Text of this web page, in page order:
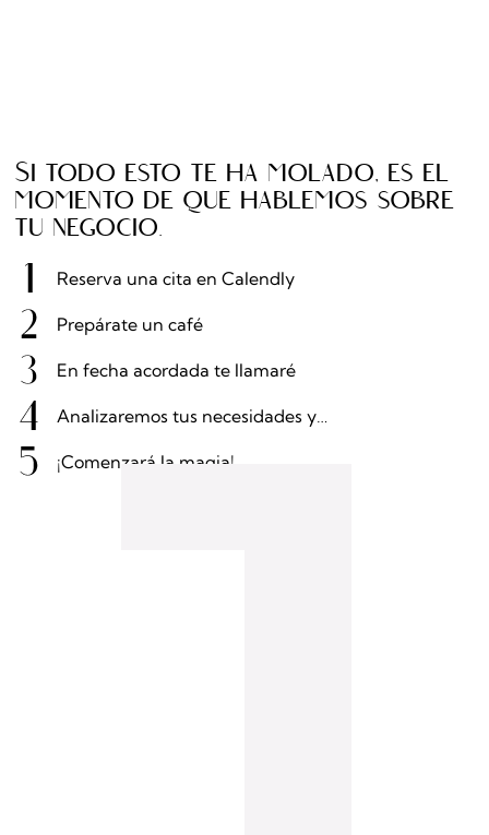
Si todo esto te ha molado, es el
momento de que hablemos sobre
tu negocio.
Reserva una cita en Calendly
Prepárate un café
En fecha acordada te llamaré
Analizaremos tus necesidades y…
¡Comenzará la magia!